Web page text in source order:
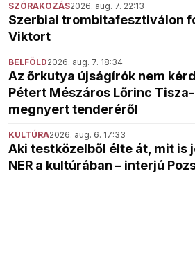
SZÓRAKOZÁS2026. aug. 7. 22:13
Szerbiai trombitafesztiválon
Viktort
BELFÖLD2026. aug. 7. 18:34
Az őrkutya újságírók nem
Pétert Mészáros Lőrinc
megnyert tenderéről
KULTÚRA2026. aug. 6. 17:33
Aki testközelből élte át, mit is
NER a kultúrában – interjú